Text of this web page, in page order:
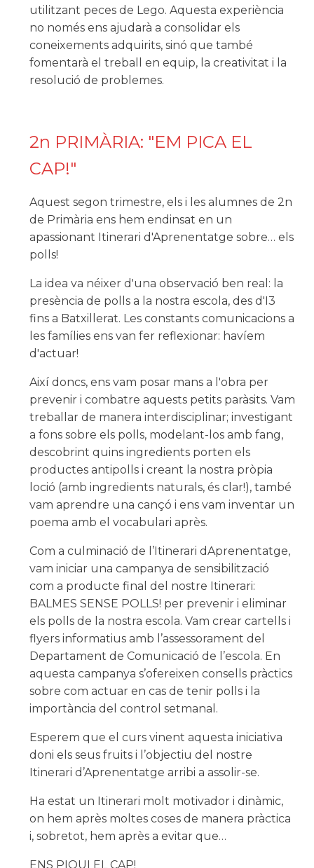
utilitzant peces de Lego. Aquesta experiència
no només ens ajudarà a consolidar els
coneixements adquirits, sinó que també
fomentarà el treball en equip, la creativitat i la
resolució de problemes.
2n PRIMÀRIA: "EM PICA EL
CAP!"
Aquest segon trimestre, els i les alumnes de 2n
de Primària ens hem endinsat en un
apassionant Itinerari d'Aprenentatge sobre… els
polls!
La idea va néixer d'una observació ben real: la
presència de polls a la nostra escola, des d'I3
fins a Batxillerat. Les constants comunicacions a
les famílies ens van fer reflexionar: havíem
d'actuar!
Així doncs, ens vam posar mans a l'obra per
prevenir i combatre aquests petits paràsits. Vam
treballar de manera interdisciplinar; investigant
a fons sobre els polls, modelant-los amb fang,
descobrint quins ingredients porten els
productes antipolls i creant la nostra pròpia
loció (amb ingredients naturals, és clar!), també
vam aprendre una cançó i ens vam inventar un
poema amb el vocabulari après.
Com a culminació de l’Itinerari dAprenentatge,
vam iniciar una campanya de sensibilització
com a producte final del nostre Itinerari:
BALMES SENSE POLLS! per prevenir i eliminar
els polls de la nostra escola. Vam crear cartells i
flyers informatius amb l’assessorament del
Departament de Comunicació de l’escola. En
aquesta campanya s’ofereixen consells pràctics
sobre com actuar en cas de tenir polls i la
importància del control setmanal.
Esperem que el curs vinent aquesta iniciativa
doni els seus fruits i l’objectiu del nostre
Itinerari d’Aprenentatge arribi a assolir-se.
Ha estat un Itinerari molt motivador i dinàmic,
on hem après moltes coses de manera pràctica
i, sobretot, hem après a evitar que…
ENS PIQUI EL CAP!